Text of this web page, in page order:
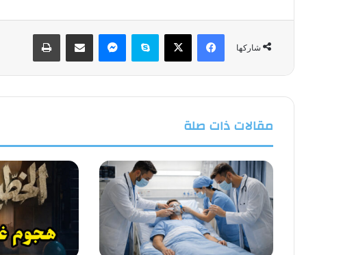
شاركها
فيسبوك سكايب
مقالات ذات صلة